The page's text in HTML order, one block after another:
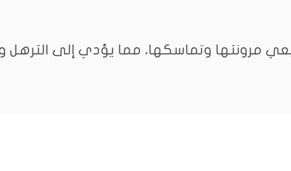
مرونتها وتماسكها، مما يؤدي إلى الترهل